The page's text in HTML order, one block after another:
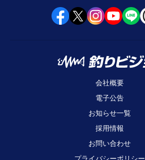
会社概要
電子公告
お知らせ一覧
採用情報
お問い合わせ